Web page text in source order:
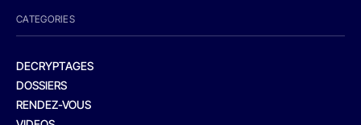
CATEGORIES
DECRYPTAGES
DOSSIERS
RENDEZ-VOUS